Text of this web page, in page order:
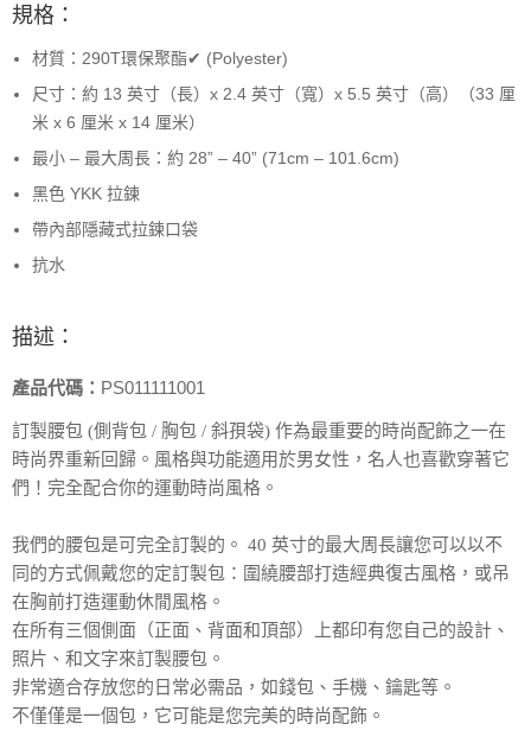
規格：
材質：290T環保聚酯✔ (Polyester)
尺寸：約 13 英寸（長）x 2.4 英寸（寬）x 5.5 英寸（高）（33 厘
米 x 6 厘米 x 14 厘米）
最小 – 最大周長：約 28” – 40” (71cm – 101.6cm)
黑色 YKK 拉鍊
帶內部隱藏式拉鍊口袋
抗水
描述：
產品代碼： PS011111001
訂製腰包 (側背包 / 胸包 / 斜孭袋) 作為最重要的時尚配飾之一在
時尚界重新回歸。風格與功能適用於男女性，名人也喜歡穿著它
們！完全配合你的運動時尚風格。
我們的腰包是可完全訂製的。 40 英寸的最大周長讓您可以以不
同的方式佩戴您的定訂製包：圍繞腰部打造經典復古風格，或吊
在胸前打造運動休閒風格。
在所有三個側面（正面、背面和頂部）上都印有您自己的設計、
照片、和文字來訂製腰包。
非常適合存放您的日常必需品，如錢包、手機、鑰匙等。
不僅僅是一個包，它可能是您完美的時尚配飾。